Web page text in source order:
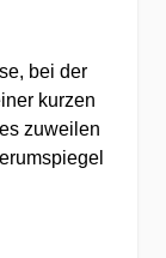
bei der
kurzen
zuweilen